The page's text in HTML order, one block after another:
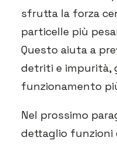
sfrutta la forza
particelle più
Questo aiuta a
detriti e impurità,
funzionamento
Nel prossimo
dettaglio funzioni